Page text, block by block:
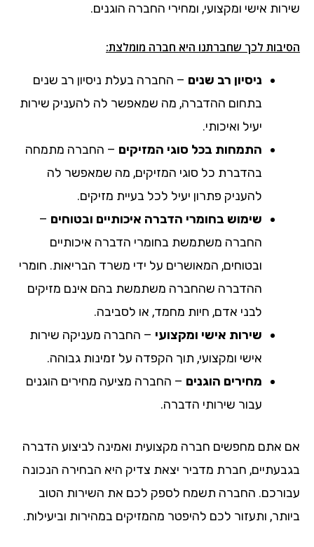
שירות אישי ומקצועי, ומחירי החברה הוגנים.
הסיבות לכך שחברתנו היא חברה מומלצת:
ניסיון רב שנים – החברה בעלת ניסיון רב שנים
בתחום ההדברה, מה שמאפשר לה להעניק שירות
יעיל ואיכותי.
התמחות בכל סוגי המזיקים – החברה מתמחה
בהדברת כל סוגי המזיקים, מה שמאפשר לה
להעניק פתרון יעיל לכל בעיית מזיקים.
שימוש בחומרי הדברה איכותיים ובטוחים –
החברה משתמשת בחומרי הדברה איכותיים
ובטוחים, המאושרים על ידי משרד הבריאות. חומרי
ההדברה שהחברה משתמשת בהם אינם מזיקים
לבני אדם, חיות מחמד, או לסביבה.
שירות אישי ומקצועי – החברה מעניקה שירות
אישי ומקצועי, תוך הקפדה על זמינות גבוהה.
מחירים הוגנים – החברה מציעה מחירים הוגנים
עבור שירותי הדברה.
אם אתם מחפשים חברה מקצועית ואמינה לביצוע הדברה
בגבעתיים, חברת מדביר יצאת צדיק היא הבחירה הנכונה
עבורכם. החברה תשמח לספק לכם את השירות הטוב
ביותר, ותעזור לכם להיפטר מהמזיקים במהירות וביעילות.